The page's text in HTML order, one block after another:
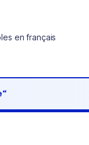
en français